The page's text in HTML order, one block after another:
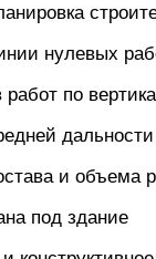
нулевых
по
и объема
под здание